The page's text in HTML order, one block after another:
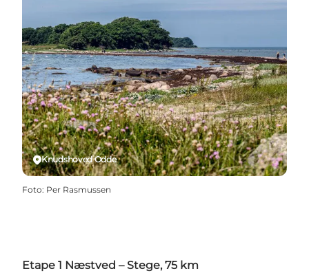
Knudshoved Odde
Foto: Per Rasmussen
Etape 1 Næstved – Stege, 75 km